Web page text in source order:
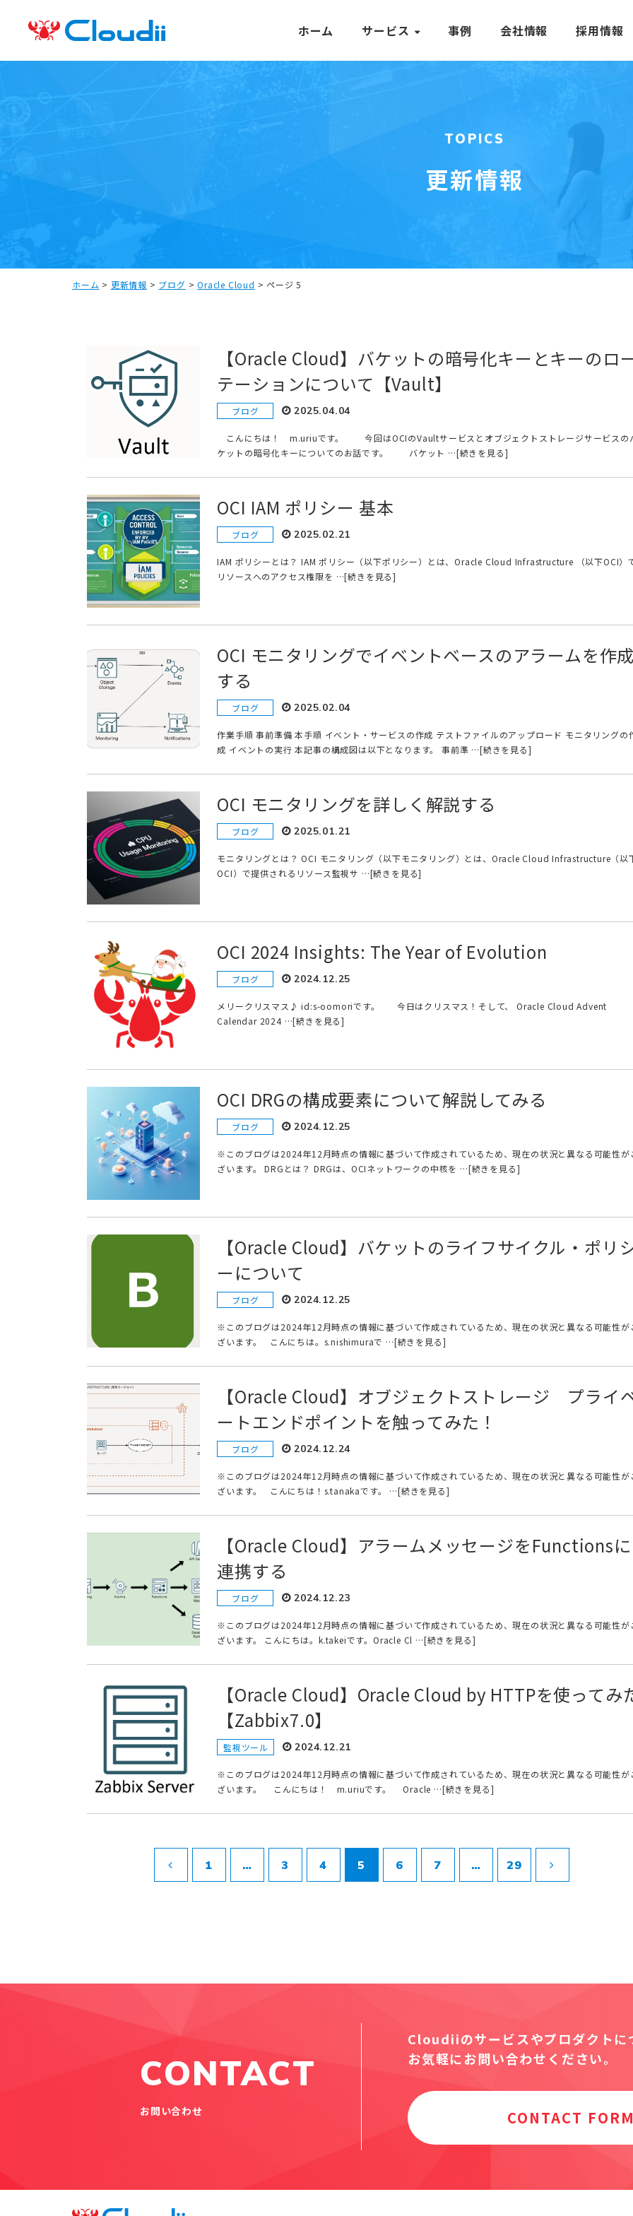
ホーム サービス 事例 会社情報 採用情報
TOPICS
更新情報
ホーム > 更新情報 > ブログ >Oracle Cloud > ページ 5
【Oracle Cloud】バケットの暗号化キーとキーのロ
テーションについて【Vault】
ブログ 2025.04.04
こんにちは！ m.uriuです。 今回はOCIのVaultサービスとオブジェクトストレージサービスの
ケットの暗号化キーについてのお話です。 バケット …[続きを見る]
OCI IAM ポリシー 基本
ブログ 2025.02.21
IAM ポリシーとは？ IAM ポリシー（以下ポリシー）とは、Oracle Cloud Infrastructure （以下OCI）
リソースへのアクセス権限を …[続きを見る]
OCI モニタリングでイベントベースのアラームを作成
する
ブログ 2025.02.04
作業手順 事前準備 本手順 イベント・サービスの作成 テストファイルのアップロード モニタリングの
成 イベントの実行 本記事の構成図は以下となります。 事前準 …[続きを見る]
OCI モニタリングを詳しく解説する
ブログ 2025.01.21
モニタリングとは？ OCI モニタリング（以下モニタリング）とは、Oracle Cloud Infrastructure（以
OCI）で提供されるリソース監視サ …[続きを見る]
OCI 2024 Insights: The Year of Evolution
ブログ 2024.12.25
メリークリスマス♪ id:s-oomoriです。 今日はクリスマス！そして、 Oracle Cloud Advent
Calendar 2024 …[続きを見る]
OCI DRGの構成要素について解説してみる
ブログ 2024.12.25
※このブログは2024年12月時点の情報に基づいて作成されているため、現在の状況と異なる可能性が
ざいます。 DRGとは？ DRGは、OCIネットワークの中核を …[続きを見る]
【Oracle Cloud】バケットのライフサイクル・ポリ
ーについて
ブログ 2024.12.25
※このブログは2024年12月時点の情報に基づいて作成されているため、現在の状況と異なる可能性が
ざいます。 こんにちは。s.nishimuraで …[続きを見る]
【Oracle Cloud】オブジェクトストレージ プライ
ートエンドポイントを触ってみた！
ブログ 2024.12.24
※このブログは2024年12月時点の情報に基づいて作成されているため、現在の状況と異なる可能性が
ざいます。 こんにちは！s.tanakaです。 …[続きを見る]
【Oracle Cloud】アラームメッセージをFunctionsに
連携する
ブログ 2024.12.23
※このブログは2024年12月時点の情報に基づいて作成されているため、現在の状況と異なる可能性が
ざいます。 こんにちは。k.takeiです。Oracle Cl …[続きを見る]
【Oracle Cloud】Oracle Cloud by HTTPを使ってみ
【Zabbix7.0】
監視ツール 2024.12.21
※このブログは2024年12月時点の情報に基づいて作成されているため、現在の状況と異なる可能性が
ざいます。 こんにちは！ m.uriuです。 Oracle …[続きを見る]
1 … 3 4 5 6 7 … 29
CONTACT
お問い合わせ
Cloudiiのサービスやプロダクトに
お気軽にお問い合わせください。
CONTACT FORM